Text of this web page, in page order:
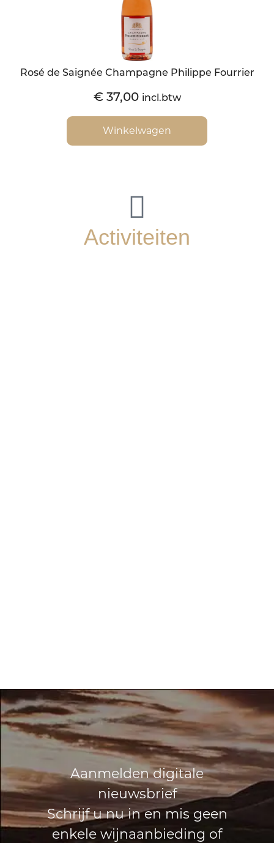
Rosé de Saignée Champagne Philippe Fourrier
€37,00 incl.btw
Winkelwagen
Activiteiten
Aanmelden digitale
nieuwsbrief
Schrijf u nu in en mis geen
enkele wijnaanbieding of